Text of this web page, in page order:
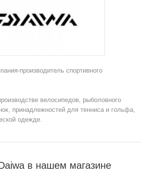
производитель спортивного
велосипедов, рыболовного
принадлежностей для тенниса и гольфа,
одежде.
в нашем магазине